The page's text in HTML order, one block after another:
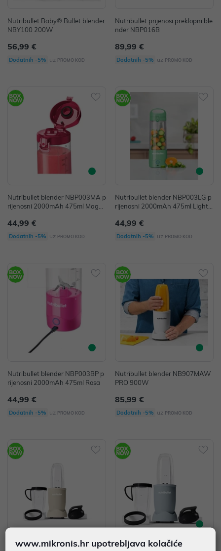
Nutribullet Baby® Bullet blender
NBY100 200W
56,99 €
Dodatnih -5% uz PROMO KOD
Nutribullet prijenosi preklopni ble
nder NBP016B
89,99 €
Dodatnih -5% uz PROMO KOD
Nutribullet blender NBP003MA p
rijenosni 2000mAh 475ml Magen
44,99 €
Dodatnih -5% uz PROMO KOD
Nutribullet blender NBP003LG p
rijenosni 2000mAh 475ml Light
44,99 €
Dodatnih -5% uz PROMO KOD
Nutribullet blender NBP003BP p
rijenosni 2000mAh 475ml Rosa
44,99 €
Dodatnih -5% uz PROMO KOD
Nutribullet blender NB907MAW
PRO 900W
85,99 €
Dodatnih -5% uz PROMO KOD
www.mikronis.hr upotrebljava kolačiće